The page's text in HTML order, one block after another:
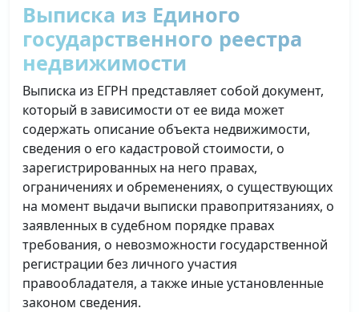
Выписка из Единого
государственного реестра
недвижимости
Выписка из ЕГРН представляет собой документ,
который в зависимости от ее вида может
содержать описание объекта недвижимости,
сведения о его кадастровой стоимости, о
зарегистрированных на него правах,
ограничениях и обременениях, о существующих
на момент выдачи выписки правопритязаниях, о
заявленных в судебном порядке правах
требования, о невозможности государственной
регистрации без личного участия
правообладателя, а также иные установленные
законом сведения.